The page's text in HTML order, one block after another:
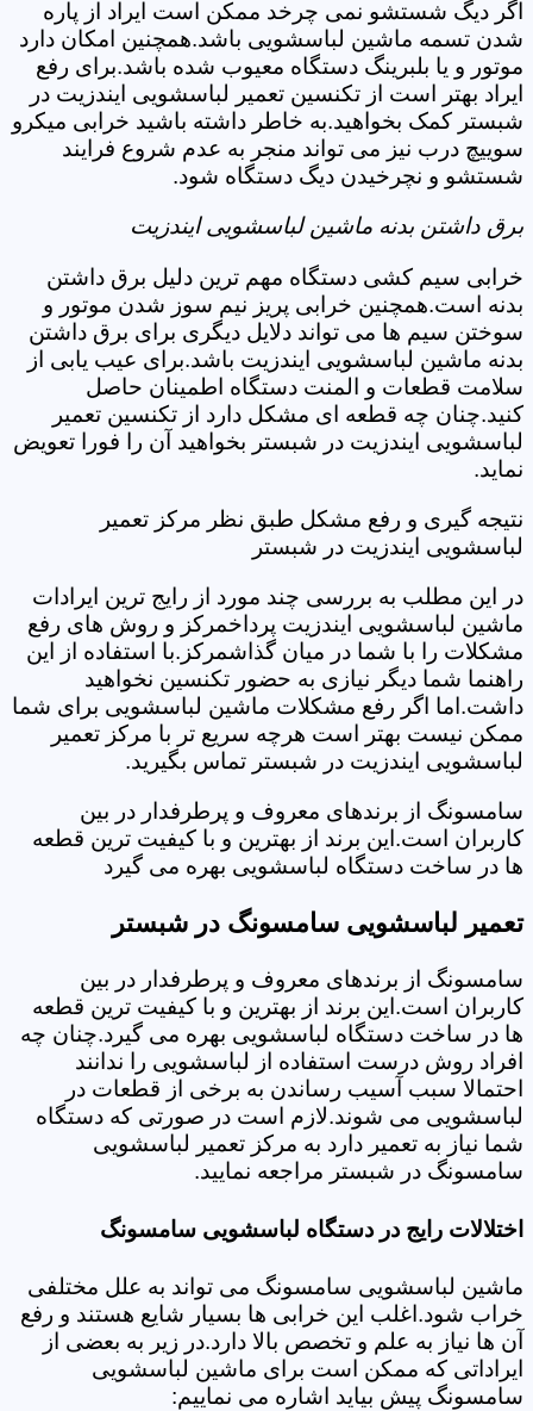
اگر دیگ شستشو نمی چرخد ممکن است ایراد از پاره
شدن تسمه ماشین لباسشویی باشد.همچنین امکان دارد
موتور و یا بلبرینگ دستگاه معیوب شده باشد.برای رفع
ایراد بهتر است از تکنسین تعمیر لباسشویی ایندزیت در
شبستر کمک بخواهید.به خاطر داشته باشید خرابی میکرو
سوییچ درب نیز می تواند منجر به عدم شروع فرایند
شستشو و نچرخیدن دیگ دستگاه شود.
برق داشتن بدنه ماشین لباسشویی ایندزیت
خرابی سیم کشی دستگاه مهم ترین دلیل برق داشتن
بدنه است.همچنین خرابی پریز نیم سوز شدن موتور و
سوختن سیم ها می تواند دلایل دیگری برای برق داشتن
بدنه ماشین لباسشویی ایندزیت باشد.برای عیب یابی از
سلامت قطعات و المنت دستگاه اطمینان حاصل
کنید.چنان چه قطعه ای مشکل دارد از تکنسین تعمیر
لباسشویی ایندزیت در شبستر بخواهید آن را فورا تعویض
نماید.
نتیجه گیری و رفع مشکل طبق نظر مرکز تعمیر
لباسشویی ایندزیت در شبستر
در این مطلب به بررسی چند مورد از رایج ترین ایرادات
ماشین لباسشویی ایندزیت پرداخمرکز و روش های رفع
مشکلات را با شما در میان گذاشمرکز.با استفاده از این
راهنما شما دیگر نیازی به حضور تکنسین نخواهید
داشت.اما اگر رفع مشکلات ماشین لباسشویی برای شما
ممکن نیست بهتر است هرچه سریع تر با مرکز تعمیر
لباسشویی ایندزیت در شبستر تماس بگیرید.
سامسونگ از برندهای معروف و پرطرفدار در بین
کاربران است.این برند از بهترین و با کیفیت ترین قطعه
ها در ساخت دستگاه لباسشویی بهره می گیرد
تعمیر لباسشویی سامسونگ در شبستر
سامسونگ از برندهای معروف و پرطرفدار در بین
کاربران است.این برند از بهترین و با کیفیت ترین قطعه
ها در ساخت دستگاه لباسشویی بهره می گیرد.چنان چه
افراد روش درست استفاده از لباسشویی را ندانند
احتمالا سبب آسیب رساندن به برخی از قطعات در
لباسشویی می شوند.لازم است در صورتی که دستگاه
شما نیاز به تعمیر دارد به مرکز تعمیر لباسشویی
سامسونگ در شبستر مراجعه نمایید.
اختلالات رایج در دستگاه لباسشویی سامسونگ
ماشین لباسشویی سامسونگ می تواند به علل مختلفی
خراب شود.اغلب این خرابی ها بسیار شایع هستند و رفع
آن ها نیاز به علم و تخصص بالا دارد.در زیر به بعضی از
ایراداتی که ممکن است برای ماشین لباسشویی
سامسونگ پیش بیاید اشاره می نماییم: